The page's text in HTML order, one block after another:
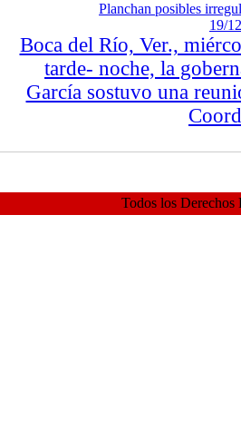
Planchan posibles
19/
Boca del Río, Ver.,
tarde- noche, la
García sostuvo una
Todos los Derechos